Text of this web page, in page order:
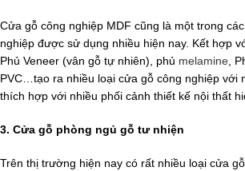
Cửa gỗ công nghiệp MDF cũng là một trong
nghiệp được sử dụng nhiều hiện nay. Kết hợp
Phủ Veneer (vân gỗ tự nhiên), phủ melamine,
PVC…tạo ra nhiều loại cửa gỗ công nghiệp với
thích hợp với nhiều phối cảnh thiết kế nội thất
3. Cửa gỗ phòng ngủ gỗ tư nhiện
Trên thị trường hiện nay có rất nhiều loại cửa